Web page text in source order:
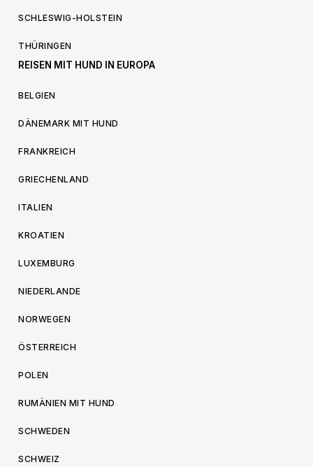
SCHLESWIG-HOLSTEIN
THÜRINGEN
REISEN MIT HUND IN EUROPA
BELGIEN
DÄNEMARK MIT HUND
FRANKREICH
GRIECHENLAND
ITALIEN
KROATIEN
LUXEMBURG
NIEDERLANDE
NORWEGEN
ÖSTERREICH
POLEN
RUMÄNIEN MIT HUND
SCHWEDEN
SCHWEIZ